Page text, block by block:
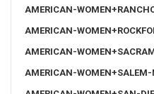
AMERICAN-
AMERICAN-
AMERICAN-
AMERICAN-WOMEN+SALEM-